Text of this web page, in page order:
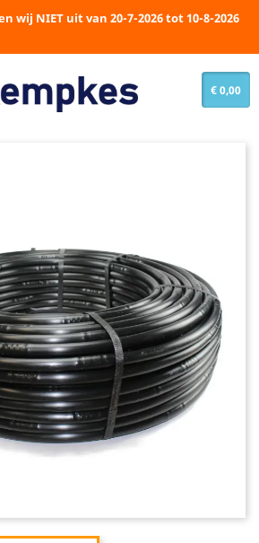
wij NIET uit van 20-7-2026 tot 10-8-2026
€ 0,00